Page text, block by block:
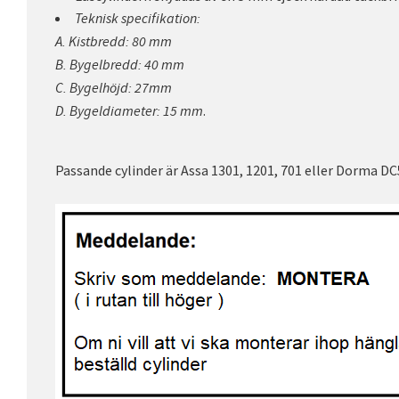
Teknisk specifikation:
A. Kistbredd: 80 mm
B. Bygelbredd: 40 mm
C. Bygelhöjd: 27mm
D. Bygeldiameter: 15 mm.
Passande cylinder är Assa 1301, 1201, 701 eller Dorma